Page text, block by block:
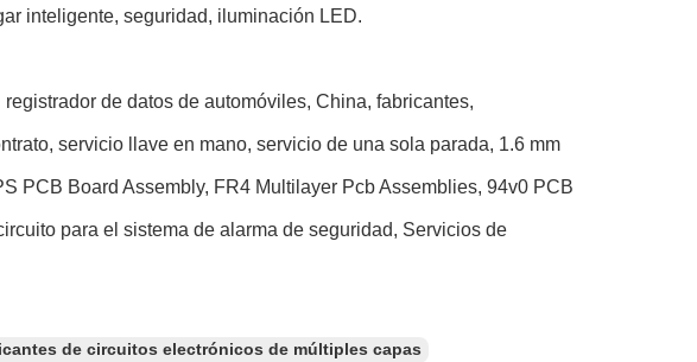
inteligente, seguridad, iluminación LED.
de datos de automóviles, China, fabricantes,
servicio llave en mano, servicio de una sola parada, 1.6 mm
PCB Board Assembly, FR4 Multilayer Pcb Assemblies, 94v0 PCB
para el sistema de alarma de seguridad, Servicios de
de circuitos electrónicos de múltiples capas